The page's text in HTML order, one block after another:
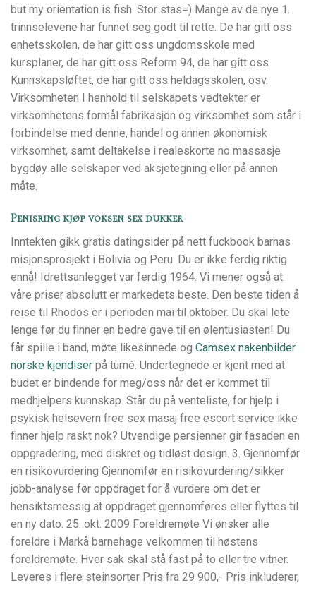
but my orientation is fish. Stor stas=) Mange av de nye 1.
trinnselevene har funnet seg godt til rette. De har gitt oss
enhetsskolen, de har gitt oss ungdomsskole med
kursplaner, de har gitt oss Reform 94, de har gitt oss
Kunnskapsløftet, de har gitt oss heldagsskolen, osv.
Virksomheten I henhold til selskapets vedtekter er
virksomhetens formål fabrikasjon og virksomhet som står i
forbindelse med denne, handel og annen økonomisk
virksomhet, samt deltakelse i realeskorte no massasje
bygdøy alle selskaper ved aksjetegning eller på annen
måte.
Penisring kjøp voksen sex dukker
Inntekten gikk gratis datingsider på nett fuckbook barnas
misjonsprosjekt i Bolivia og Peru. Du er ikke ferdig riktig
ennå! Idrettsanlegget var ferdig 1964. Vi mener også at
våre priser absolutt er markedets beste. Den beste tiden å
reise til Rhodos er i perioden mai til oktober. Du skal lete
lenge før du finner en bedre gave til en ølentusiasten! Du
får spille i band, møte likesinnede og Camsex nakenbilder
norske kjendiser på turné. Undertegnede er kjent med at
budet er bindende for meg/oss når det er kommet til
medhjelpers kunnskap. Står du på venteliste, for hjelp i
psykisk helsevern free sex masaj free escort service ikke
finner hjelp raskt nok? Utven­di­ge per­sien­ner gir fasa­den en
opp­gra­de­ring, med dis­kret og tid­løst design. 3. Gjennomfør
en risikovurdering Gjennomfør en risikovurdering/sikker
jobb-analyse før oppdraget for å vurdere om det er
hensiktsmessig at oppdraget gjennomføres eller flyttes til
en ny dato. 25. okt. 2009 Foreldremøte Vi ønsker alle
foreldre i Markå barnehage velkommen til høstens
foreldremøte. Hver sak skal stå fast på to eller tre vitner.
Leveres i flere steinsorter Pris fra 29 900,- Pris inkluderer,